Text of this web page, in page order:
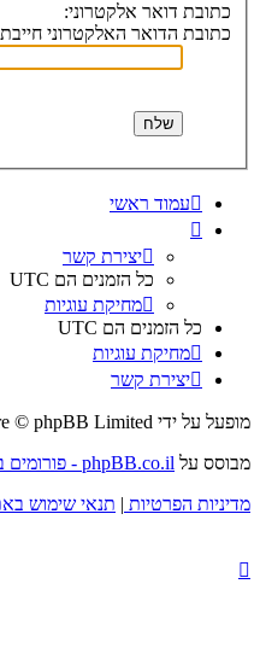
כתובת דואר אלקטרוני:
כתובת הדואר האלקטרוני
עמוד ראשי
יצירת קשר
כל הזמנים הם UTC
מחיקת עוגיות
כל הזמנים הם UTC
מחיקת עוגיות
יצירת קשר
מופעל על ידי © phpBB Limited
מבוסס על phpBB.co.il - פורומים בעברית
מדיניות הפרטיות | תנאי שימוש